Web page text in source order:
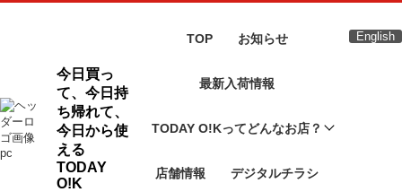
今日買っ
て、今日持
ち帰れて、
今日から使
える
TODAY
O!K
TOP お知らせ
最新入荷情報
TODAY O!Kってどんなお店？
店舗情報 デジタルチラシ
English